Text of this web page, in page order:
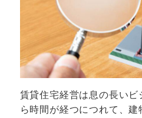
賃貸住宅経営は息の長い
ら時間が経つにつれて、